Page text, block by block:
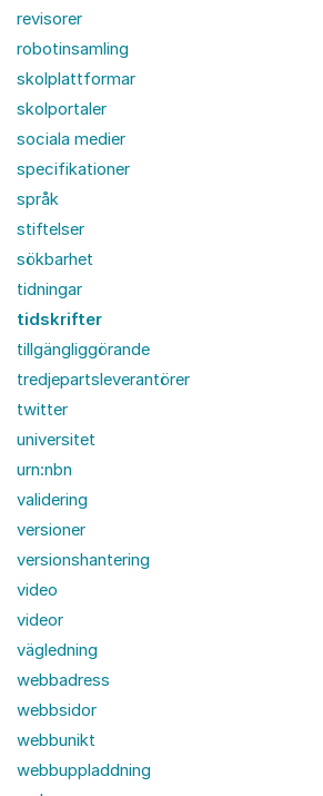
revisorer
robotinsamling
skolplattformar
skolportaler
sociala medier
specifikationer
språk
stiftelser
sökbarhet
tidningar
tidskrifter
tillgängliggörande
tredjepartsleverantörer
twitter
universitet
urn:nbn
validering
versioner
versionshantering
video
videor
vägledning
webbadress
webbsidor
webbunikt
webbuppladdning